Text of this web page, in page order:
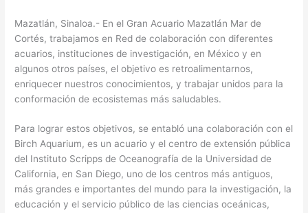
Mazatlán, Sinaloa.- En el Gran Acuario Mazatlán Mar de
Cortés, trabajamos en Red de colaboración con diferentes
acuarios, instituciones de investigación, en México y en
algunos otros países, el objetivo es retroalimentarnos,
enriquecer nuestros conocimientos, y trabajar unidos para la
conformación de ecosistemas más saludables.
Para lograr estos objetivos, se entabló una colaboración con el
Birch Aquarium, es un acuario y el centro de extensión pública
del Instituto Scripps de Oceanografía de la Universidad de
California, en San Diego, uno de los centros más antiguos,
más grandes e importantes del mundo para la investigación, la
educación y el servicio público de las ciencias oceánicas,